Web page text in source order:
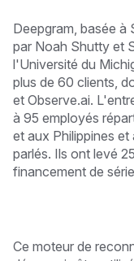
Deepgram, basée à
par Noah Shutty et
l'Université du
plus de 60 clients,
et Observe.ai.
à 95 employés
et aux Philippines et
parlés. Ils ont levé
financement de
Ce moteur de